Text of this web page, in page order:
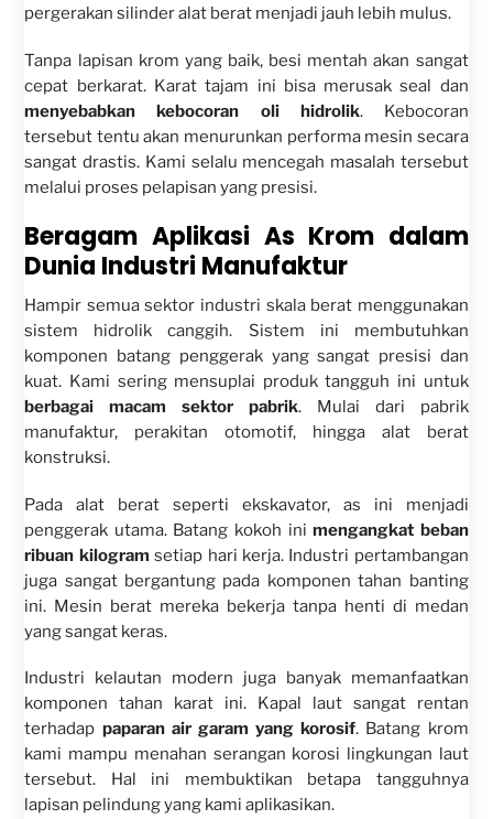
pergerakan silinder alat berat menjadi jauh lebih mulus.
Tanpa lapisan krom yang baik, besi mentah akan sangat
cepat berkarat. Karat tajam ini bisa merusak seal dan
menyebabkan kebocoran oli hidrolik. Kebocoran
tersebut tentu akan menurunkan performa mesin secara
sangat drastis. Kami selalu mencegah masalah tersebut
melalui proses pelapisan yang presisi.
Beragam Aplikasi As Krom dalam
Dunia Industri Manufaktur
Hampir semua sektor industri skala berat menggunakan
sistem hidrolik canggih. Sistem ini membutuhkan
komponen batang penggerak yang sangat presisi dan
kuat. Kami sering mensuplai produk tangguh ini untuk
berbagai macam sektor pabrik. Mulai dari pabrik
manufaktur, perakitan otomotif, hingga alat berat
konstruksi.
Pada alat berat seperti ekskavator, as ini menjadi
penggerak utama. Batang kokoh inimengangkat beban
ribuan kilogram setiap hari kerja. Industri pertambangan
juga sangat bergantung pada komponen tahan banting
ini. Mesin berat mereka bekerja tanpa henti di medan
yang sangat keras.
Industri kelautan modern juga banyak memanfaatkan
komponen tahan karat ini. Kapal laut sangat rentan
terhadap paparan air garam yang korosif. Batang krom
kami mampu menahan serangan korosi lingkungan laut
tersebut. Hal ini membuktikan betapa tangguhnya
lapisan pelindung yang kami aplikasikan.